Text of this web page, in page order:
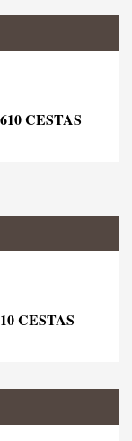
CESTAS
CESTAS